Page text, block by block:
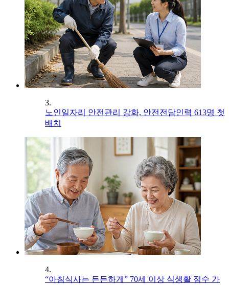
3.
노인일자리 안전관리 강화, 안전전담인력 613명 첫
배치
4.
“아침식사는 든든하게” 70세 이상 식생활 점수 가